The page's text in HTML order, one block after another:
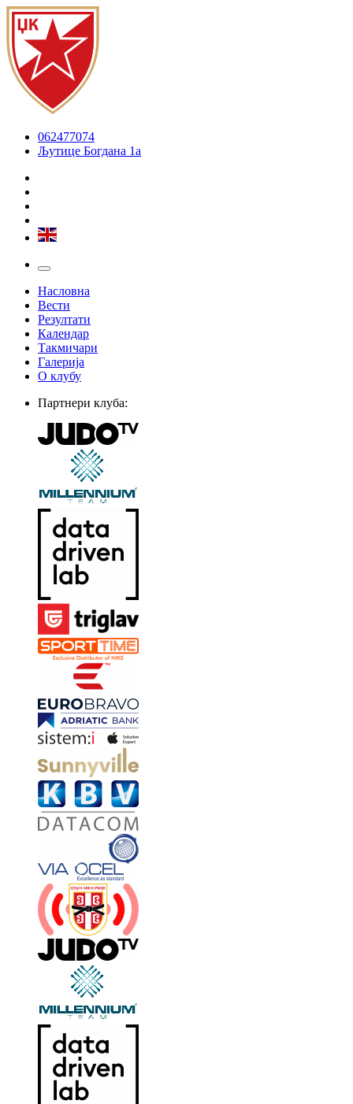
062477074
Љутице Богдана 1а
Насловна
Вести
Резултати
Календар
Такмичари
Галерија
О клубу
Партнери клуба: